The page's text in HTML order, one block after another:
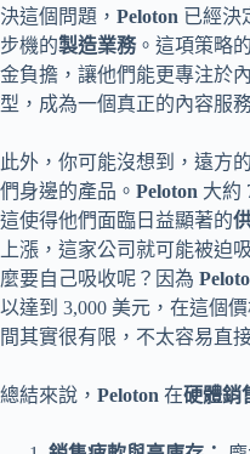
決這個問題， Peloton 已經決
步機的製造業務。這項策略
金負擔，讓他們能更專注於
型，成為一個真正的內容服
此外，你可能沒想到，遠方
們身邊的產品。 Peloton 大約
這使得他們面臨日益顯著的
上漲，這家公司就可能被迫
麼要自己吸收呢？因為
以達到 3,000 美元，在這個
間其實很有限，不太容易直
總結來說， Peloton 在硬體銷